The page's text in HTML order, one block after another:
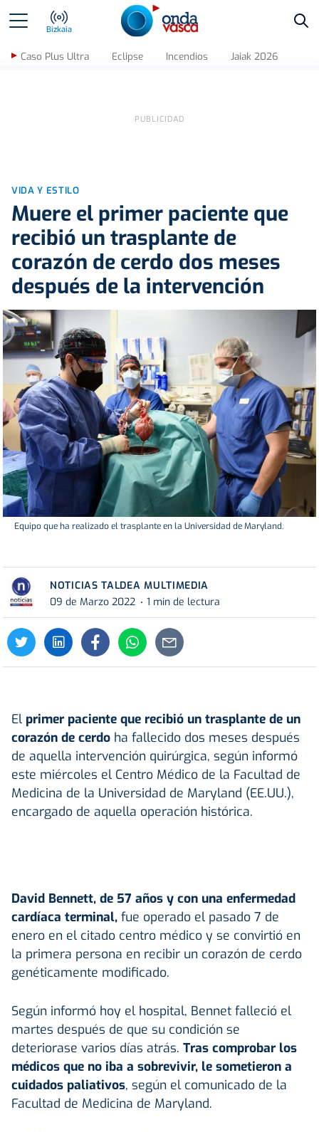
Bizkaia
Caso Plus Ultra Eclipse Incendios Jaiak 2026
VIDA Y ESTILO
Muere el primer paciente que
recibió un trasplante de
corazón de cerdo dos meses
después de la intervención
Equipo que ha realizado el trasplante en la Universidad de Maryland.
NOTICIAS TALDEA MULTIMEDIA
09 de Marzo 2022
1 min de lectura
El primer paciente que recibió un trasplante de un
corazón de cerdo ha fallecido dos meses después
de aquella intervención quirúrgica, según informó
este miércoles el Centro Médico de la Facultad de
Medicina de la Universidad de Maryland (EE.UU.),
encargado de aquella operación histórica.
David Bennett, de 57 años y con una enfermedad
cardíaca terminal, fue operado el pasado 7 de
enero en el citado centro médico y se convirtió en
la primera persona en recibir un corazón de cerdo
genéticamente modificado.
Según informó hoy el hospital, Bennet falleció el
martes después de que su condición se
deteriorase varios días atrás. Tras comprobar los
médicos que no iba a sobrevivir, le sometieron a
cuidados paliativos, según el comunicado de la
Facultad de Medicina de Maryland.